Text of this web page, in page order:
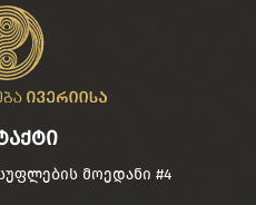
მოედანი #4